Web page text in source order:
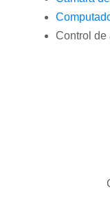
Control de